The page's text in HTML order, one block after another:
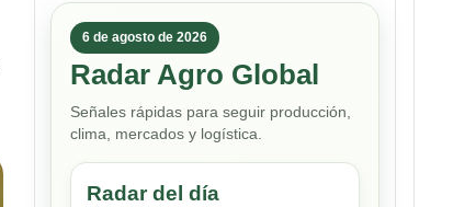
6 de agosto de 2026
Radar Agro Global
Señales rápidas para seguir producción,
clima, mercados y logística.
Radar del día